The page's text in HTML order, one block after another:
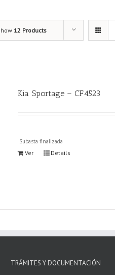
12 Products
Kia Sportage – CF4523
Subasta finalizada
Ver Details
TRÁMITES Y DOCUMENTACIÓN